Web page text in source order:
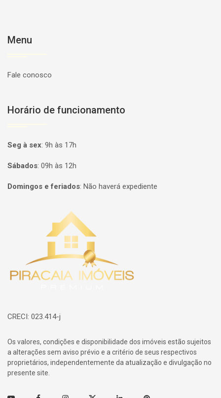
Menu
Fale conosco
Horário de funcionamento
Seg à sex: 9h às 17h
Sábados: 09h às 12h
Domingos e feriados: Não haverá expediente
Página inicial
CRECI: 023.414-j
Os valores, condições e disponibilidade dos imóveis estão sujeitos
a alterações sem aviso prévio e a critério de seus respectivos
proprietários, independentemente da atualização e divulgação no
presente site.